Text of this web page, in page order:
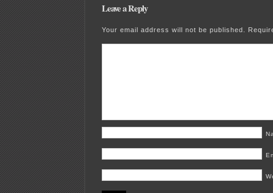
Leave a Reply
Your email address will not be published.